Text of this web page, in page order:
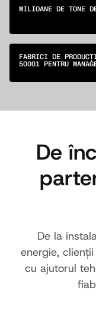
MILIOANE DE TONE
FABRICI DE
50001 PENTRU
De
De la
energie,
cu ajutorul